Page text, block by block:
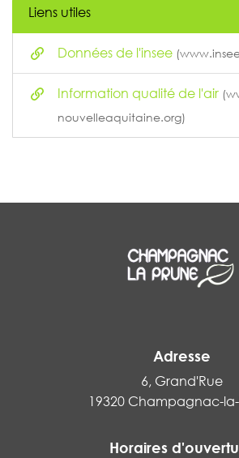
Liens utiles
Données de l'insee
Information qualité de l'air
nouvelleaquitaine.org)
Adresse
6, Grand'Rue
19320 Champagnac-
Horaires